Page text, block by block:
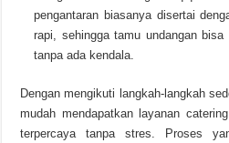
pengantaran biasanya disertai
rapi, sehingga tamu undangan
tanpa ada kendala.
Dengan mengikuti langkah-langkah
mudah mendapatkan layanan
terpercaya tanpa stres. Proses